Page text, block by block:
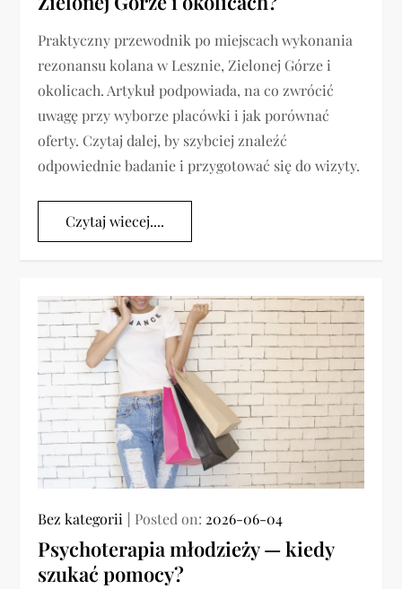
Praktyczny przewodnik po miejscach wykonania
rezonansu kolana w Lesznie, Zielonej Górze i
okolicach. Artykuł podpowiada, na co zwrócić
uwagę przy wyborze placówki i jak porównać
oferty. Czytaj dalej, by szybciej znaleźć
odpowiednie badanie i przygotować się do wizyty.
Czytaj wiecej....
Bez kategorii Posted on: 2026-06-04
Psychoterapia młodzieży — kiedy
szukać pomocy?